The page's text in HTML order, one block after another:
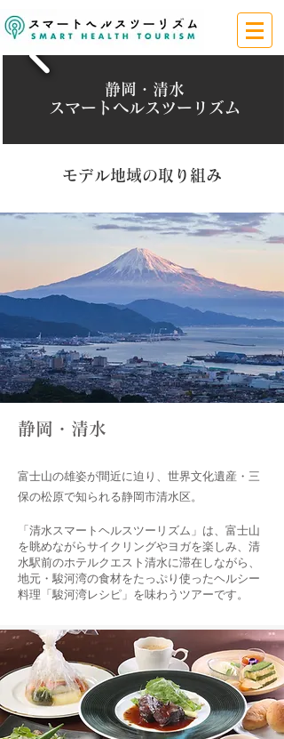
静岡・清水
スマートヘルスツーリズム
モデル地域の取り組み
​静岡・清水
富士山の雄姿が間近に迫り、世界文化遺産・三
保の松原で知られる静岡市清水区。
「清水スマートヘルスツーリズム」は、富士山
を眺めながらサイクリングやヨガを楽しみ、清
水駅前のホテルクエスト清水に滞在しながら、
地元・駿河湾の食材をたっぷり使ったヘルシー
料理「駿河湾レシピ」を味わ うツアーです。